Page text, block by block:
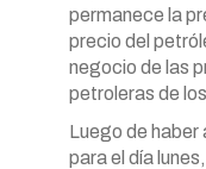
permanece la
precio del
negocio de las
petroleras de
Luego de haber
para el día